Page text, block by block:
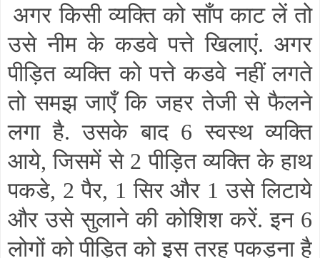
अगर किसी व्यक्ति को साँप काट लें तो
उसे नीम के कडवे पत्ते खिलाएं. अगर
पीड़ित व्यक्ति को पत्ते कडवे नहीं लगते
तो समझ जाएँ कि जहर तेजी से फैलने
लगा है. उसके बाद 6 स्वस्थ व्यक्ति
आये,जिसमें से 2 पीड़ित व्यक्ति के हाथ
पकडे, 2 पैर, 1 सिर और 1 उसे लिटाये
और उसे सुलाने की कोशिश करें. इन 6
लोगों को पीड़ित को इस तरह पकड़ना है